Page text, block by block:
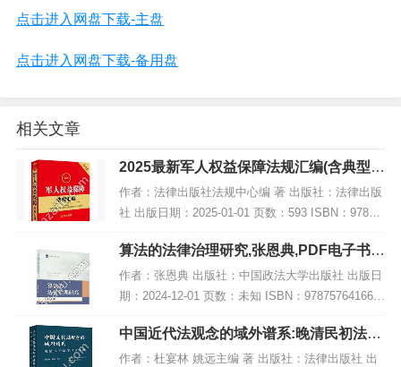
点击进入网盘下载-主盘
点击进入网盘下载-备用盘
相关文章
2025最新军人权益保障法规汇编(含典型案
例),PDF下载
作者：法律出版社法规中心编 著 出版社：法律出版
社 出版日期：2025-01-01 页数：593 ISBN：97875
19798079 电子书大小：191MB [高清扫描版PDF格
式] 内容...
算法的法律治理研究,张恩典,PDF电子书下
载,网盘资源
作者：张恩典 出版社：中国政法大学出版社 出版日
期：2024-12-01 页数：未知 ISBN：978757641668
8 电子书大小：185MB [高清扫描版PDF格式] 内容
简介 202...
中国近代法观念的域外谱系:晚清民初法学
译文选编,PDF下载
作者：杜宴林 姚远主编 著 出版社：法律出版社 出